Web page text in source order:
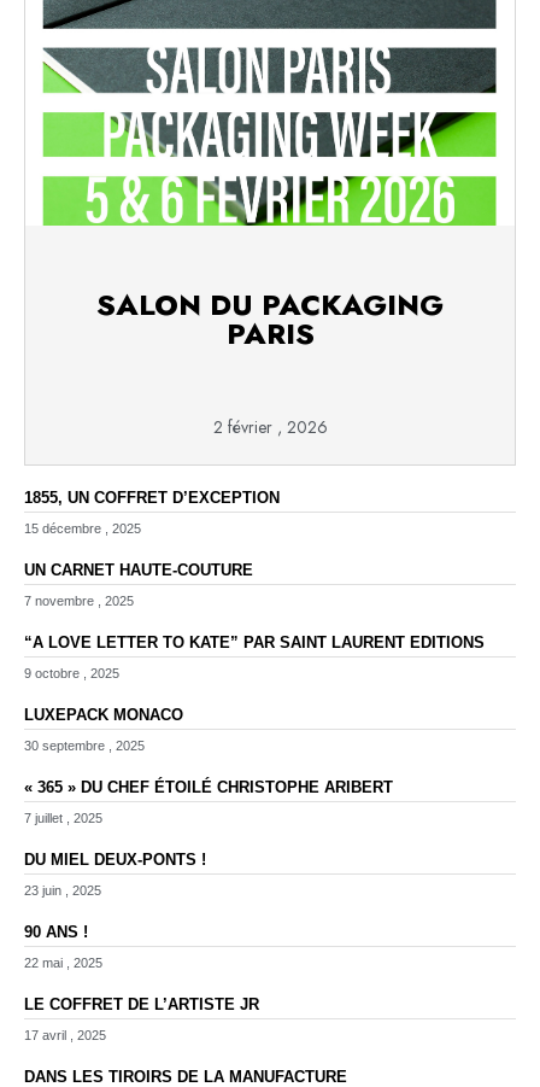
SALON DU PACKAGING
PARIS
2 février , 2026
1855, UN COFFRET D’EXCEPTION
15 décembre , 2025
UN CARNET HAUTE-COUTURE
7 novembre , 2025
“A LOVE LETTER TO KATE” PAR SAINT LAURENT EDITIONS
9 octobre , 2025
LUXEPACK MONACO
30 septembre , 2025
« 365 » DU CHEF ÉTOILÉ CHRISTOPHE ARIBERT
7 juillet , 2025
DU MIEL DEUX-PONTS !
23 juin , 2025
90 ANS !
22 mai , 2025
LE COFFRET DE L’ARTISTE JR
17 avril , 2025
DANS LES TIROIRS DE LA MANUFACTURE